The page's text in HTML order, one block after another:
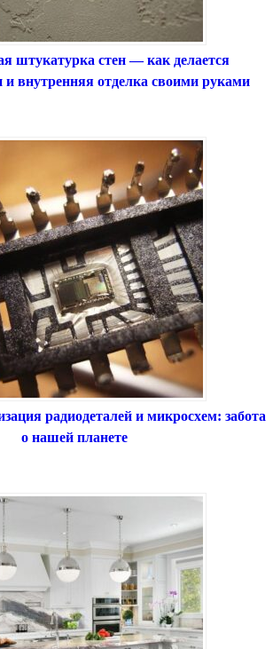
штукатурка стен — как делается
и внутренняя отделка своими руками
радиодеталей и микросхем: забота
о нашей планете